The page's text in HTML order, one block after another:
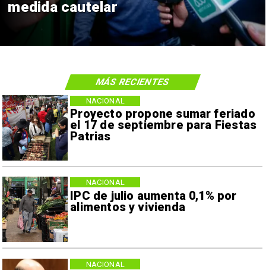
medida cautelar
Proyecto propone sumar feriado
el 17 de septiembre para Fiestas
Patrias
NACIONAL
IPC de julio aumenta 0,1% por
alimentos y vivienda
NACIONAL
NACIONAL
MÁS RECIENTES